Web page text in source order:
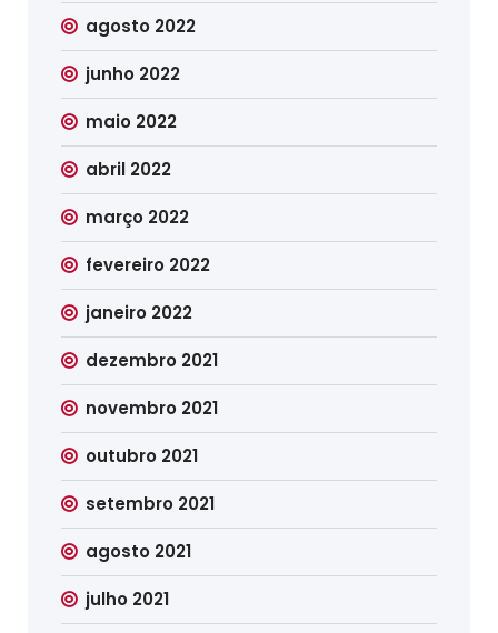
agosto 2022
junho 2022
maio 2022
abril 2022
março 2022
fevereiro 2022
janeiro 2022
dezembro 2021
novembro 2021
outubro 2021
setembro 2021
agosto 2021
julho 2021